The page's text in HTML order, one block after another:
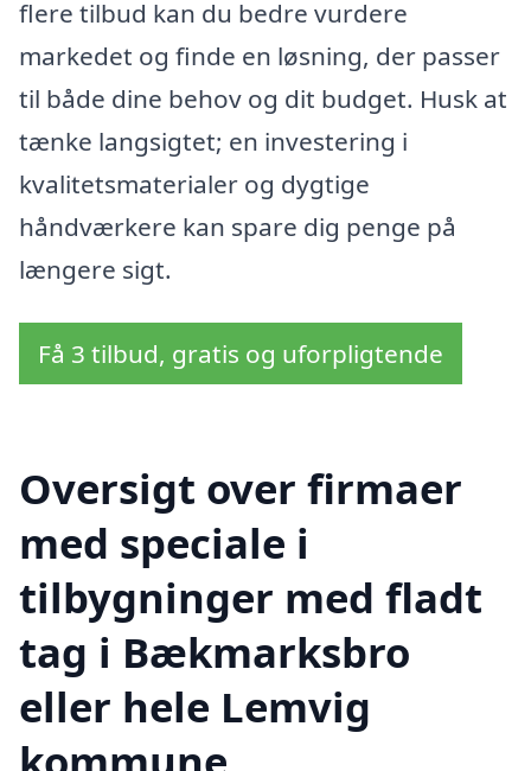
flere tilbud kan du bedre vurdere
markedet og finde en løsning, der passer
til både dine behov og dit budget. Husk at
tænke langsigtet; en investering i
kvalitetsmaterialer og dygtige
håndværkere kan spare dig penge på
længere sigt.
Få 3 tilbud, gratis og uforpligtende
Oversigt over firmaer
med speciale i
tilbygninger med fladt
tag i Bækmarksbro
eller hele Lemvig